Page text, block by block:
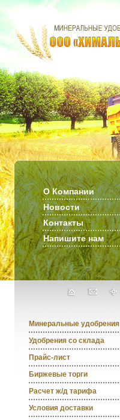
О Компании
Новости
Контакты
Напишите нам
Минеральные удобрения
Удобрения со склада
Прайс-лист
Биржевые торги
Расчет ж/д тарифа
Условия доставки